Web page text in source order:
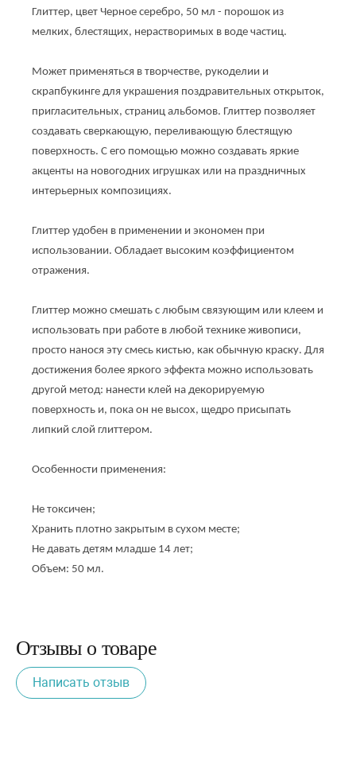
Глиттер, цвет Черное серебро, 50 мл - порошок из
мелких, блестящих, нерастворимых в воде частиц.
Может применяться в творчестве, рукоделии и
скрапбукинге для украшения поздравительных открыток,
пригласительных, страниц альбомов. Глиттер позволяет
создавать сверкающую, переливающую блестящую
поверхность. С его помощью можно создавать яркие
акценты на новогодних игрушках или на праздничных
интерьерных композициях.
Глиттер удобен в применении и экономен при
использовании. Обладает высоким коэффициентом
отражения.
Глиттер можно смешать с любым связующим или клеем и
использовать при работе в любой технике живописи,
просто нанося эту смесь кистью, как обычную краску. Для
достижения более яркого эффекта можно использовать
другой метод: нанести клей на декорируемую
поверхность и, пока он не высох, щедро присыпать
липкий слой глиттером.
Особенности применения:
Не токсичен;
Хранить плотно закрытым в сухом месте;
Не давать детям младше 14 лет;
Объем: 50 мл.
Отзывы о товаре
Написать отзыв